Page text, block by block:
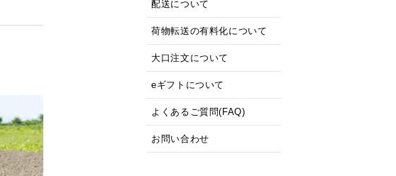
配送について
荷物転送の有料化について
大口注文について
eギフトについて
よくあるご質問(FAQ)
お問い合わせ